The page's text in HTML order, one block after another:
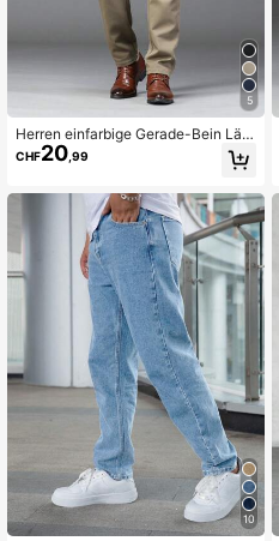
5
Herren einfarbige Gerade-Bein Läs
sig Arbeitshose mit Tasche
CHF20 ,99
10